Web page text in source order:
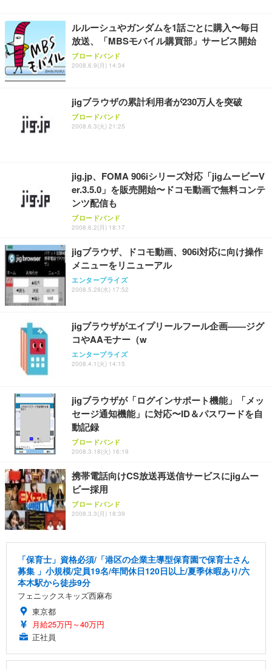
務用 おしゃれ パソコンチェア (ホワイト)
ANDWINT オフィスチェア デスクチェア 肘なし メ
ッシュ 通気性 ランバーサポート付き 腰サポート ガ
ス圧無段階昇降 360度回転 キャスター付き コンパク
【MiniLED/24.5inch/280Hz/FHD】GRAPHT THE S
HOOTER Gaming Monitor 24” Essential ゲーミン
グモニター QD 24.5インチ 1ms FHD 量子ドット 残
アイリスオーヤマ ペットシーツ 超厚型 お徳用 レギ
ュラー 200枚入【Amazon.co.jp限定】
ルルーシュやガンダムを1話ごとに購入〜毎日
放送、「MBSモバイル購買部」サービス開始
ブロードバンド
2008.6.9(月) 14:34
jigブラウザの累計利用者が230万人を突破
ブロードバンド
2008.6.3(火) 21:25
jig.jp、FOMA 906iシリーズ対応「jigムービーV
er.3.5.0」を販売開始〜ドコモ動画で無料コンテ
ンツ配信も
ブロードバンド
2008.6.2(月) 18:17
jigブラウザ、ドコモ動画、906i対応に向け操作
メニューをリニューアル
エンタープライズ
2008.5.28(水) 17:52
jigブラウザがエイプリールフール企画——ジグ
コやAAモナー（w
エンタープライズ
2008.4.1(火) 14:15
jigブラウザが「ログインサポート機能」「メッ
セージ通知機能」に対応〜ID＆パスワードを自
動記録
ブロードバンド
2008.3.18(火) 16:19
携帯電話向けCS放送再送信サービスにjigムー
ビー採用
ブロードバンド
2008.3.3(月) 18:39
「保育士」資格必須/「港区の企業主導型保育園で保育士さん
募集 」小規模/定員19名/年間休日120日以上/夏季休暇あり/六
本木駅から徒歩9分
フェニックスキッズ西麻布
東京都
月給25万円～40万円
正社員